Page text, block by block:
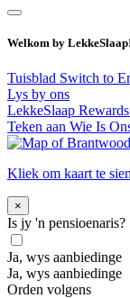
Welkom by LekkeSlaap!
Tuisblad Switch to
Lys by ons
LekkeSlaap Rewards
Teken aan Wie Is
Kliek om kaart te sien
×
Is jy 'n pensioenaris?
Ja, wys aanbiedinge
Ja, wys aanbiedinge
Orden volgens